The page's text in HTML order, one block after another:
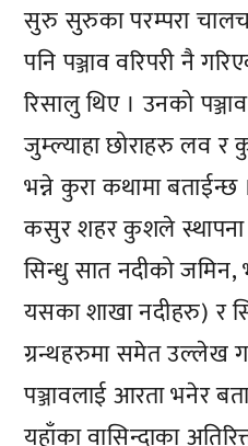
सुरु सुरुका परम्परा
पनि पञ्जाव वरिपरी नै
रिसालु थिए । उनको
जुम्ल्याहा छोराहरु लव र
भन्ने कुरा कथामा
कसुर शहर कुशले स्थापना
सिन्धु सात नदीको जमिन,
यसका शाखा नदीहरु) र
ग्रन्थहरुमा समेत उल्लेख
पञ्जावलाई आरता भनेर
यहाँका वासिन्दाका